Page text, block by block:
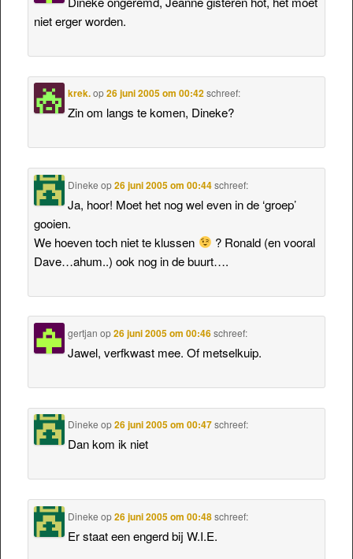
niet erger worden.
krek.op26 juni 2005 om 00:42 schreef:
Zin om langs te komen, Dineke?
Dineke op26 juni 2005 om 00:44 schreef:
Ja, hoor! Moet het nog wel even in de ‘groep’
gooien.
We hoeven toch niet te klussen
? Ronald (en vooral
Dave…ahum..) ook nog in de buurt….
gertjan op26 juni 2005 om 00:46 schreef:
Jawel, verfkwast mee. Of metselkuip.
Dineke op26 juni 2005 om 00:47 schreef:
Dan kom ik niet
Dineke op26 juni 2005 om 00:48 schreef:
Er staat een engerd bij W.I.E.